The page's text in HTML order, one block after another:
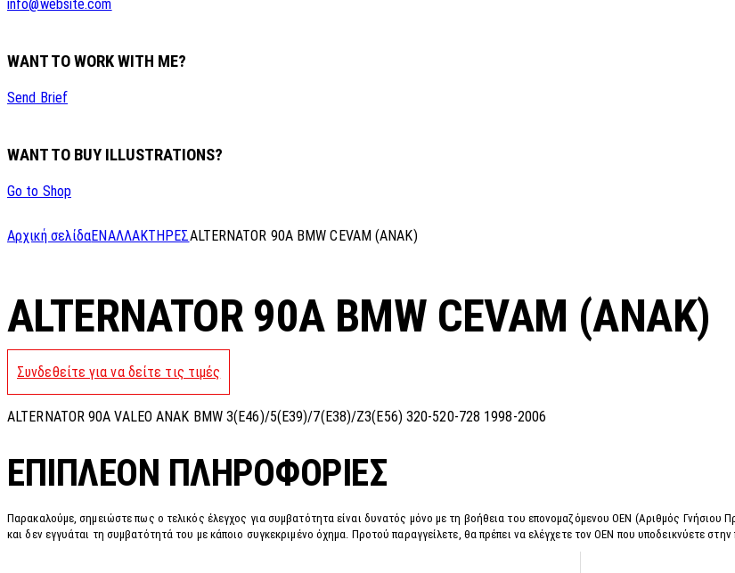
info@website.com
WANT TO WORK WITH ME?
Send Brief
WANT TO BUY ILLUSTRATIONS?
Go to Shop
Αρχική σελίδαΕΝΑΛΛΑΚΤΗΡΕΣALTERNATOR 90A BMW CEVAM (ANAK)
ALTERNATOR 90A BMW CEVAM (ANAK)
Συνδεθείτε για να δείτε τις τιμές
ALTERNATOR 90A VALEO ANAK BMW 3(E46)/5(E39)/7(E38)/Z3(E56) 320-520-728 1998-2006
ΕΠΙΠΛΈΟΝ ΠΛΗΡΟΦΟΡΊΕΣ
Παρακαλούμε, σημειώστε πως ο τελικός έλεγχος για συμβατότητα είναι δυνατός μόνο με τη βοήθεια του επονομαζόμενου OEN (Αριθμός Γνήσιου
και δεν εγγυάται τη συμβατότητά του με κάποιο συγκεκριμένο όχημα. Προτού παραγγείλετε, θα πρέπει να ελέγχετε τον OEN που υποδεικνύετε